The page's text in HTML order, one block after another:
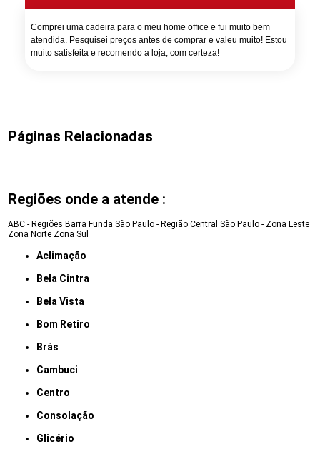
Comprei uma cadeira para o meu home office e fui muito bem
atendida. Pesquisei preços antes de comprar e valeu muito! Estou
muito satisfeita e recomendo a loja, com certeza!
Páginas Relacionadas
Regiões onde a atende :
ABC - Regiões Barra Funda São Paulo - Região Central São Paulo - Zona Leste
Zona Norte Zona Sul
Aclimação
Bela Cintra
Bela Vista
Bom Retiro
Brás
Cambuci
Centro
Consolação
Glicério